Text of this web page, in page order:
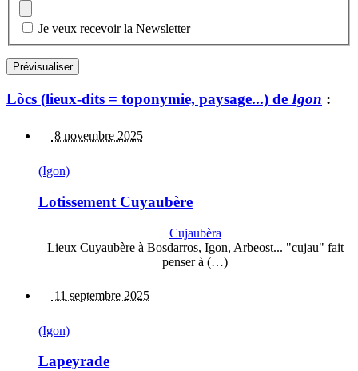
Je veux recevoir la Newsletter
Lòcs (lieux-dits = toponymie, paysage...) de Igon :
8 novembre 2025
(Igon)
Lotissement Cuyaubère
Cujaubèra
Lieux Cuyaubère à Bosdarros, Igon, Arbeost... "cujau" fait
penser à (…)
11 septembre 2025
(Igon)
Lapeyrade